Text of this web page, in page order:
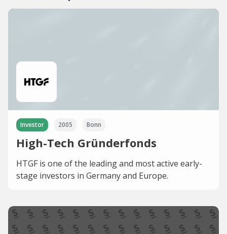
Investor 2005 Bonn
High-Tech Gründerfonds
HTGF is one of the leading and most active early-
stage investors in Germany and Europe.